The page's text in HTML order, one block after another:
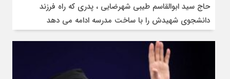
حاج سید ابوالقاسم طیبی شهرضایی ، پدری که راه فرزند
دانشجوی شهیدش را با ساخت مدرسه ادامه می دهد